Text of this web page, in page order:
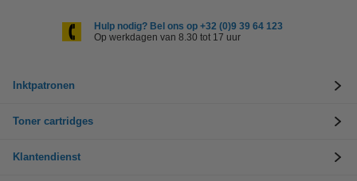
Hulp nodig? Bel ons op +32 (0)9 39 64 123
Op werkdagen van 8.30 tot 17 uur
Inktpatronen
Toner cartridges
Klantendienst